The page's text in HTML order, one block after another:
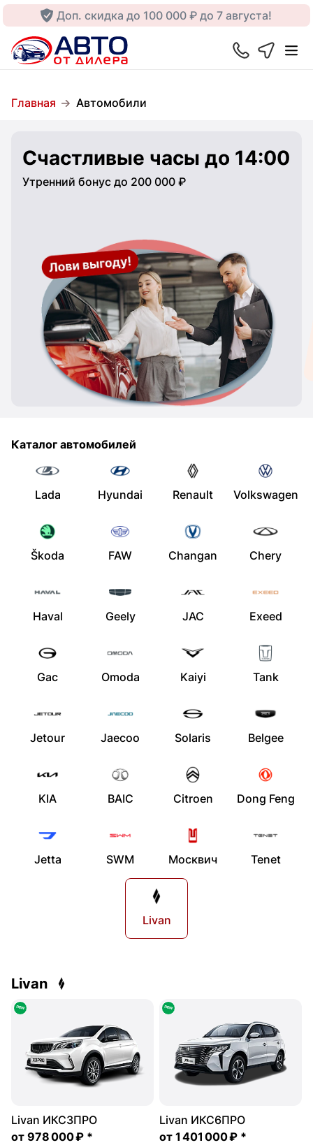
Доп. скидка до 100 000 ₽ до 7 августа!
Главная Автомобили
Счастливые часы до 14:00
Утренний бонус до 200 000 ₽
Каталог автомобилей
Lada Hyundai Renault Volkswagen
Škoda FAW Changan Chery
Haval Geely JAC Exeed
Gac Omoda Kaiyi Tank
Jetour Jaecoo Solaris Belgee
KIA BAIC Citroen Dong Feng
Jetta SWM Москвич Tenet
Livan
Livan
Livan ИКС3ПРО
от 978 000 ₽ *
Livan ИКС6ПРО
от 1 401 000 ₽ *